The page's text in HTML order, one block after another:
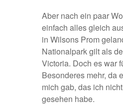
Aber nach ein paar
einfach alles gleich
in Wilsons Prom
Nationalpark gilt als
Victoria. Doch es war
Besonderes mehr, da
mich gab, das ich
gesehen habe.